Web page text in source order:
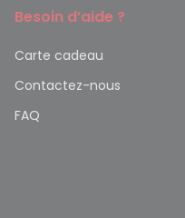
Besoin d’aide ?
Carte cadeau
Contactez-nous
FAQ